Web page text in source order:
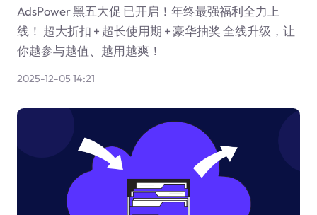
AdsPower 黑五大促 已开启！年终最强福利全力上
线！ 超大折扣 + 超长使用期 + 豪华抽奖 全线升级，让
你越参与越值、越用越爽！
2025-12-05 14:21